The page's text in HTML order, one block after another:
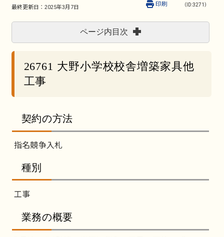
最終更新日： 2025年3月7日 （ID:3271）
印刷
ページ内目次
26761 大野小学校校舎増築家具他
工事
契約の方法
指名競争入札
種別
工事
業務の概要